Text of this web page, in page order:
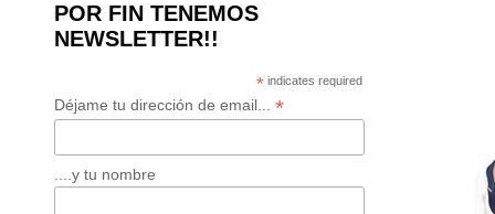
POR FIN TENEMOS
NEWSLETTER!!
* indicates required
Déjame tu dirección de email... *
....y tu nombre